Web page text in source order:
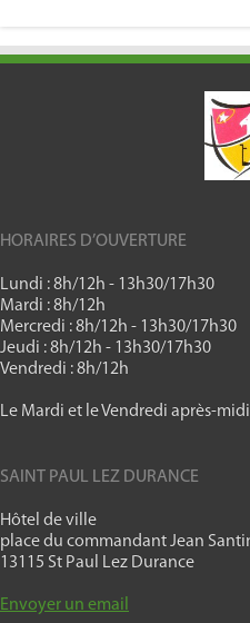
HORAIRES D’OUVERTURE
Lundi : 8h/12h - 13h30/17h30
Mardi : 8h/12h
Mercredi : 8h/12h - 13h30/17h30
Jeudi : 8h/12h - 13h30/17h30
Vendredi : 8h/12h
Le Mardi et le Vendredi après-
SAINT PAUL LEZ DURANCE
Hôtel de ville
place du commandant Jean
13115 St Paul Lez Durance
Envoyer un email